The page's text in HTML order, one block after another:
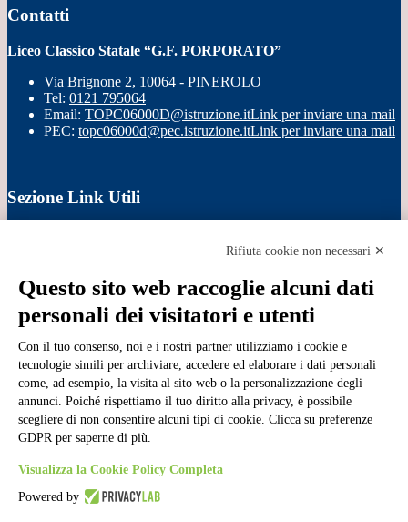
Contatti
Liceo Classico Statale “G.F. PORPORATO”
Via Brignone 2, 10064 - PINEROLO
Tel: 0121 795064
Email: TOPC06000D@istruzione.itLink per inviare una mail
PEC: topc06000d@pec.istruzione.itLink per inviare una mail
Sezione Link Utili
Ufficio Relazioni con il Pubblico
Dichiarazione di accessibilità
Obiettivi di accessibilità
Gestione consensi cookie
Amministrazione trasparente
Pagina visualizzata
22106 volte
Sezione Copyright
Copyright 2026 | Engineered and powered by Gruppo Spaggiari
Parma S.p.A. | Divisione Publishing & New Social Media
Rifiuta cookie non necessari ✕
Questo sito web raccoglie alcuni dati
personali dei visitatori e utenti
Con il tuo consenso, noi e i nostri partner utilizziamo i cookie e
tecnologie simili per archiviare, accedere ed elaborare i dati personali
come, ad esempio, la visita al sito web o la personalizzazione degli
annunci. Poiché rispettiamo il tuo diritto alla privacy, è possibile
scegliere di non consentire alcuni tipi di cookie. Clicca su preferenze
GDPR per saperne di più.
Visualizza la Cookie Policy Completa
Powered by